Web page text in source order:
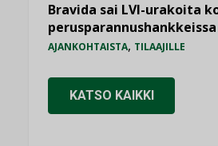
Bravida sai LVI-urakoita
perusparannushankkeissa
AJANKOHTAISTA, TILAAJILLE
KATSO KAIKKI